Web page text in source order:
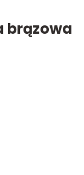
brązowa